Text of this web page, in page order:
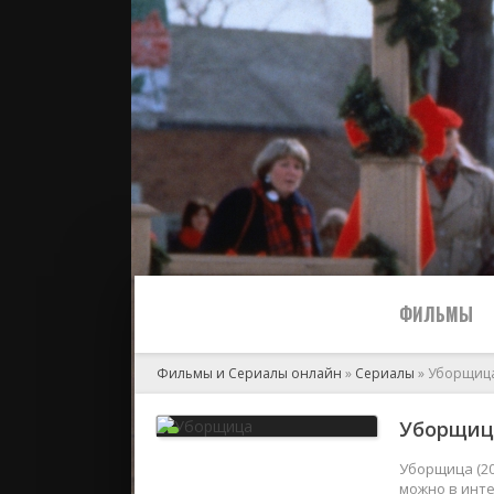
ФИЛЬМЫ
2024
Фильмы и Сериалы онлайн » Сериалы »
Уборщица
можно в